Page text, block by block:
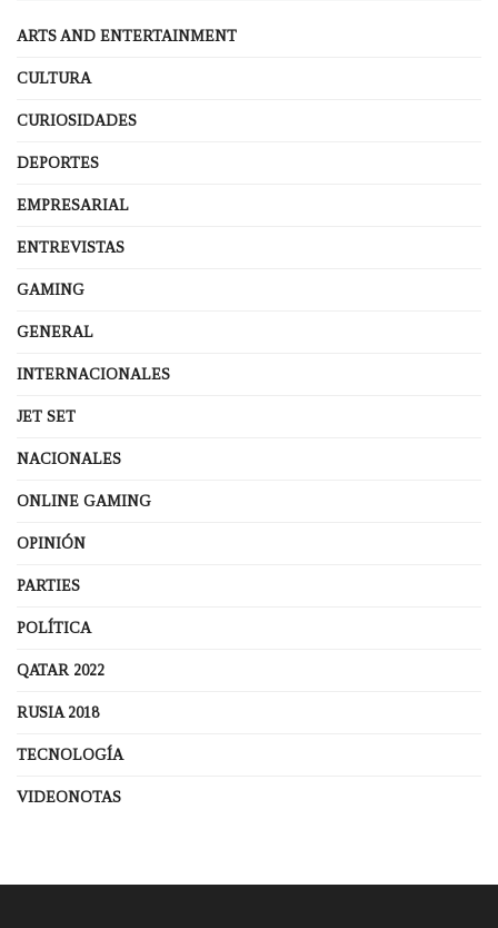
ARTS AND ENTERTAINMENT
CULTURA
CURIOSIDADES
DEPORTES
EMPRESARIAL
ENTREVISTAS
GAMING
GENERAL
INTERNACIONALES
JET SET
NACIONALES
ONLINE GAMING
OPINIÓN
PARTIES
POLÍTICA
QATAR 2022
RUSIA 2018
TECNOLOGÍA
VIDEONOTAS